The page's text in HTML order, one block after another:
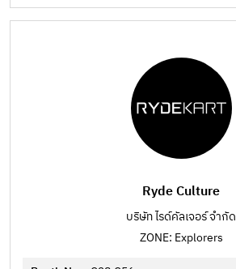
Ryde Culture
บริษัท ไรด์คัลเจอร์ จำกัด
ZONE: Explorers